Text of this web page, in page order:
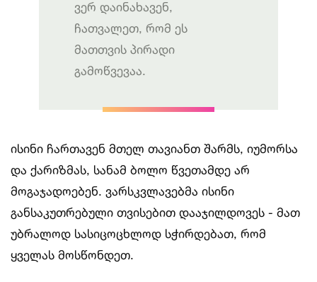
ვერ დაინახავენ,
ჩათვალეთ, რომ ეს
მათთვის პირადი
გამოწვევაა.
ისინი ჩართავენ მთელ თავიანთ შარმს, იუმორსა
და ქარიზმას, სანამ ბოლო წვეთამდე არ
მოგაჯადოებენ. ვარსკვლავებმა ისინი
განსაკუთრებული თვისებით დააჯილდოვეს - მათ
უბრალოდ სასიცოცხლოდ სჭირდებათ, რომ
ყველას მოსწონდეთ.